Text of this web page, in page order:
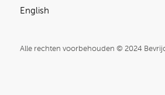
English
Alle rechten voorbehouden © 2024